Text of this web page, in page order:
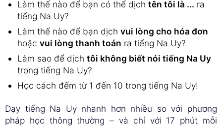
Làm thế nào để bạn có thể dịch tên tôi là ... ra
tiếng Na Uy?
Làm thế nào để bạn dịch vui lòng cho hóa đơn
hoặc vui lòng thanh toán ra tiếng Na Uy?
Làm sao để dịch tôi không biết nói tiếng Na Uy
trong tiếng Na Uy?
Học cách đếm từ 1 đến 10 trong tiếng Na Uy!
Dạy tiếng Na Uy nhanh hơn nhiều so với phương
pháp học thông thường – và chỉ với 17 phút mỗi